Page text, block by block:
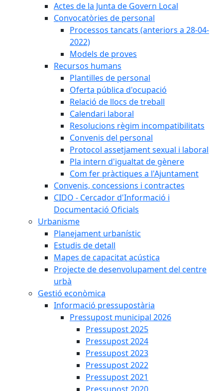
Actes de la Junta de Govern Local
Convocatòries de personal
Processos tancats (anteriors a 28-04-
2022)
Models de proves
Recursos humans
Plantilles de personal
Oferta pública d'ocupació
Relació de llocs de treball
Calendari laboral
Resolucions règim incompatibilitats
Convenis del personal
Protocol assetjament sexual i laboral
Pla intern d'igualtat de gènere
Com fer pràctiques a l'Ajuntament
Convenis, concessions i contractes
CIDO - Cercador d'Informació i
Documentació Oficials
Urbanisme
Planejament urbanístic
Estudis de detall
Mapes de capacitat acústica
Projecte de desenvolupament del centre
urbà
Gestió econòmica
Informació pressupostària
Pressupost municipal 2026
Pressupost 2025
Pressupost 2024
Pressupost 2023
Pressupost 2022
Pressupost 2021